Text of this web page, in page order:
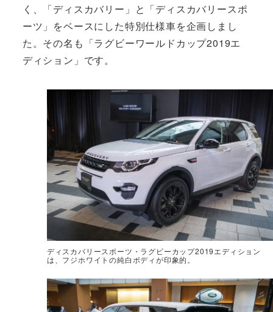
く、「ディスカバリー」と「ディスカバリースポ
ーツ」をベースにした特別仕様車を企画しまし
た。その名も「ラグビーワールドカップ2019エ
ディション」です。
ディスカバリースポーツ・ラグビーカップ2019エディション
は、フジホワイトの純白ボディが印象的。